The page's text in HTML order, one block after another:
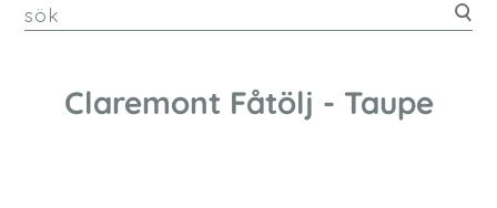
Claremont Fåtölj - Taupe